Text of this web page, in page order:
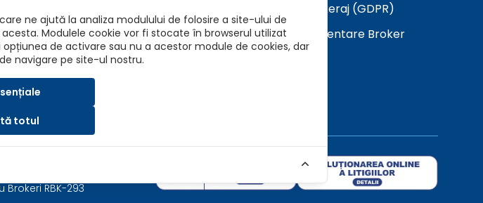
ANPC
BAAR
ASF
Mandat in Brokeraj (GDPR)
Descarca Prezentare Broker
CUI: 41202015
RBK-293
ne ajută la analiza modulului de folosire a site-ului de
Modulele cookie vor fi stocate în browserul utilizat
de activare sau nu a acestor module de cookies, dar
navigare pe site-ul nostru.
totul